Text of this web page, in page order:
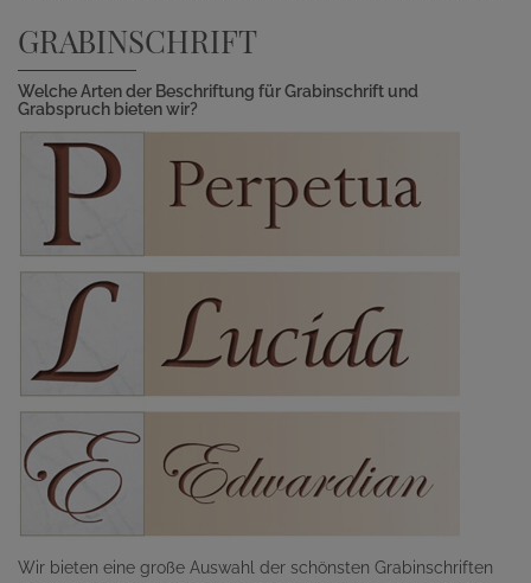
GRABINSCHRIFT
Welche Arten der Beschriftung für Grabinschrift und
Grabspruch bieten wir?
Wir bieten eine große Auswahl der schönsten Grabinschriften